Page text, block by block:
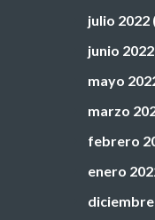
julio 2022
junio 2022
mayo
marzo
febrero
enero
diciembre